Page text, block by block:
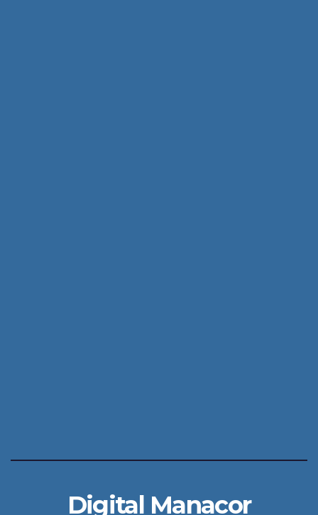
Digital Manacor